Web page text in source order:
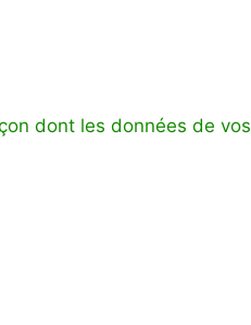
dont les données de vos